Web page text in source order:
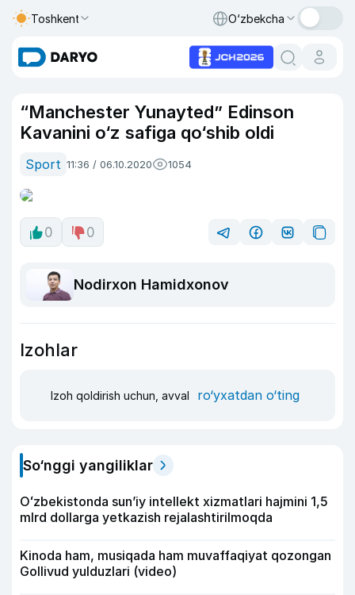
Toshkent O‘zbekcha
“Manchester Yunayted” Edinson
Kavanini o‘z safiga qo‘shib oldi
Sport 11:36 / 06.10.2020 1054
0 0
Nodirxon Hamidxonov
Izohlar
Izoh qoldirish uchun, avval ro‘yxatdan o‘ting
So‘nggi yangiliklar
Oʻzbekistonda sunʼiy intellekt xizmatlari hajmini 1,5
mlrd dollarga yetkazish rejalashtirilmoqda
Kinoda ham, musiqada ham muvaffaqiyat qozongan
Gollivud yulduzlari (video)